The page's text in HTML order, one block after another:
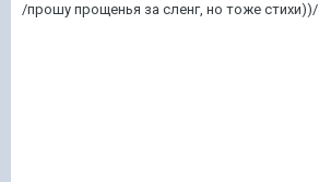
/прошу прощенья за сленг, но тоже стихи))/